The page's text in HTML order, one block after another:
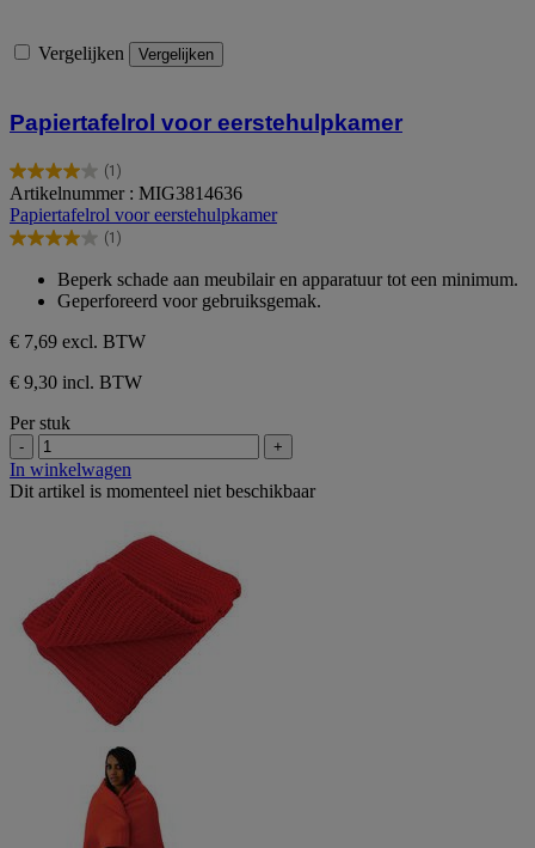
Vergelijken Vergelijken
Papiertafelrol voor eerstehulpkamer
(1)
4.0
van
de
5
beoordeling
Artikelnummer : MIG3814636
Papiertafelrol voor eerstehulpkamer
(1)
4.0
sterren.
beoordeling
Beperk schade aan meubilair en apparatuur tot een minimum.
Geperforeerd voor gebruiksgemak.
€ 7,69 excl. BTW
€ 9,30 incl. BTW
Per stuk
- +
In winkelwagen
Dit artikel is momenteel niet beschikbaar